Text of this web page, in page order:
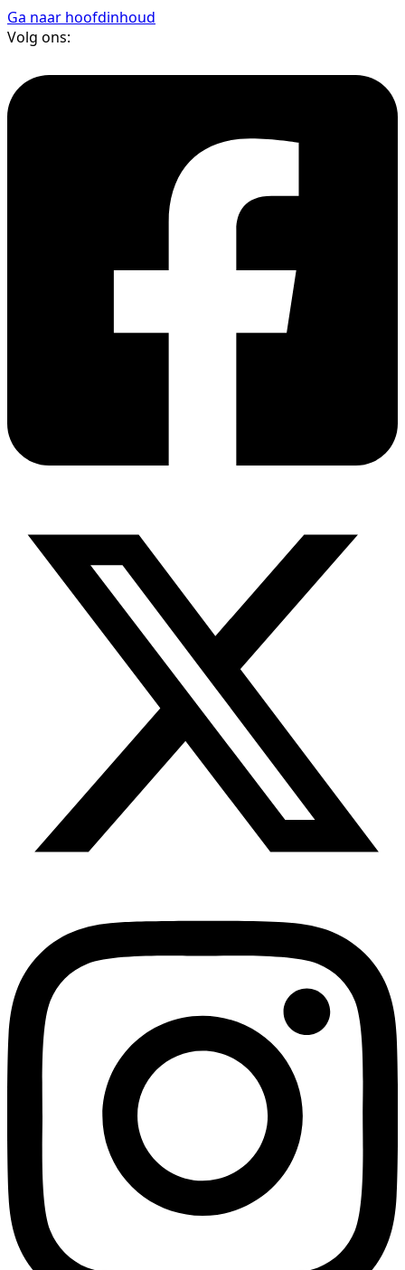
Ga naar hoofdinhoud
Volg ons: